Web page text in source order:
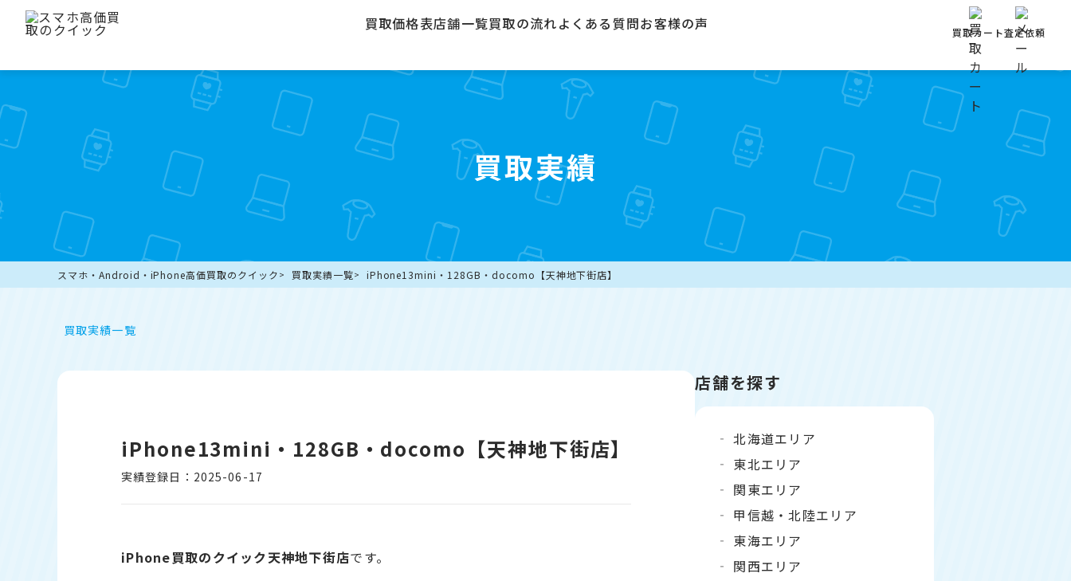
買取価格表店舗一覧買取の流れよくある質問お客様の声 買取カート査定依頼
買取実績
スマホ・Android・iPhone高価買取のクイック 買取実績一覧 iPhone13mini・128GB・docomo【天神地下街店】
買取実績一覧
iPhone13mini・128GB・docomo【天神地下街店】
実績登録日：2025-06-17
iPhone買取のクイック天神地下街店です。
店舗を探す
北海道エリア
東北エリア
関東エリア
甲信越・北陸エリア
東海エリア
関西エリア